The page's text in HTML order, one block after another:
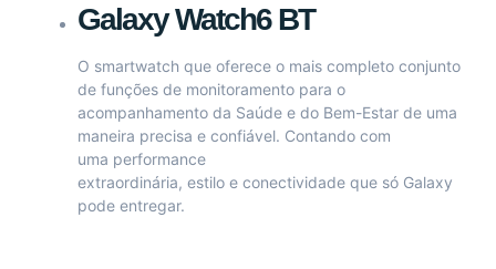
Galaxy Watch6 BT
O smartwatch que oferece o mais completo conjunto
de funções de monitoramento para o
acompanhamento da Saúde e do Bem-Estar de uma
maneira precisa e confiável. Contando com
uma performance
extraordinária, estilo e conectividade que só Galaxy
pode entregar.